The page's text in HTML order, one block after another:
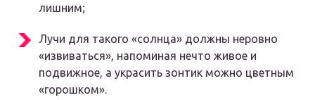
лишним;
Лучи для такого «солнца» должны неровно
«извиваться», напоминая нечто живое и
подвижное, а украсить зонтик можно цветным
«горошком».